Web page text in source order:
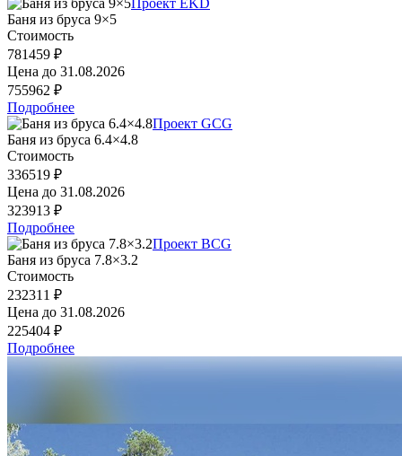
Баня из бруса 9×5
Стоимость
781459 ₽
Цена до 31.08.2026
755962 ₽
Подробнее
Проект GCG
Баня из бруса 6.4×4.8
Стоимость
336519 ₽
Цена до 31.08.2026
323913 ₽
Подробнее
Проект BCG
Баня из бруса 7.8×3.2
Стоимость
232311 ₽
Цена до 31.08.2026
225404 ₽
Подробнее